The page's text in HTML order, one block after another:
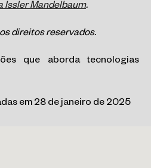
Issler Mandelbaum.
direitos reservados.
que aborda tecnologias
em 28 de janeiro de 2025